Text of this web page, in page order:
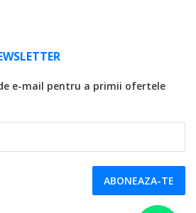
e-mail pentru a primii ofertele
ABONEAZA-TE